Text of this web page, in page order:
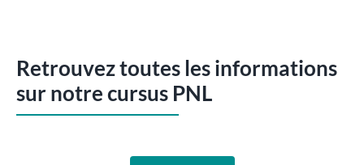
Retrouvez toutes les informations
sur notre cursus PNL